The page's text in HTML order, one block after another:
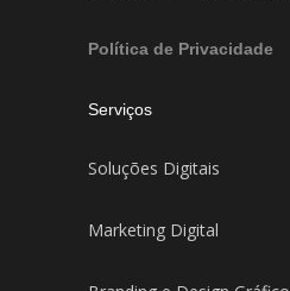
Política de Privacidade
Serviços
Soluções Digitais
Marketing Digital